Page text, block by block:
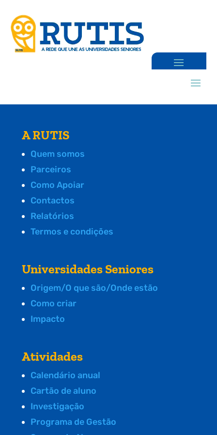
A RUTIS
Quem somos
Parceiros
Como Apoiar
Contactos
Relatórios
Termos e condições
Universidades Seniores
Origem/O que são/Onde estão
Como criar
Impacto
Atividades
Calendário anual
Cartão de aluno
Investigação
Programa de Gestão